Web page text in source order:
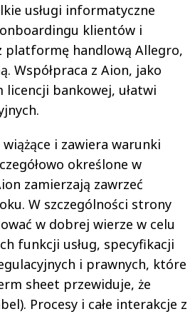
usługi informatyczne
klientów i
platformę handlową Allegro,
Współpraca z Aion, jako
licencji bankowej, ułatwi
i zawiera warunki
określone w
zamierzają zawrzeć
W szczególności strony
w dobrej wierze w celu
funkcji usług, specyfikacji
i prawnych, które
sheet przewiduje, że
Procesy i całe interakcje z